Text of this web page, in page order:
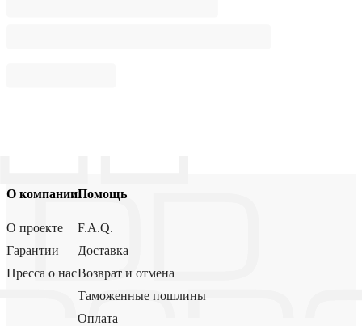
О компании
О проекте
Гарантии
Пресса о нас
Помощь
F.A.Q.
Доставка
Возврат и отмена
Таможенные пошлины
Оплата